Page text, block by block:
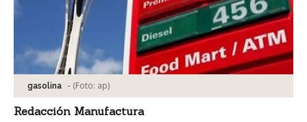
gasolina - (Foto: ap)
Redacción Manufactura